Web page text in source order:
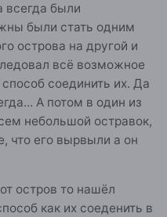
всегда были
были стать одним
острова на другой и
всё возможное
соединить их. Да
А потом в один из
небольшой остравок,
что его вырвыли а он
остров то нашёл
как их соеденить в